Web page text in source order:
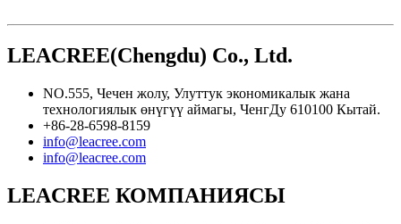
LEACREE(Chengdu) Co., Ltd.
NO.555, Чечен жолу, Улуттук экономикалык жана
технологиялык өнүгүү аймагы, ЧенгДу 610100 Кытай.
+86-28-6598-8159
info@leacree.com
info@leacree.com
LEACREE КОМПАНИЯСЫ